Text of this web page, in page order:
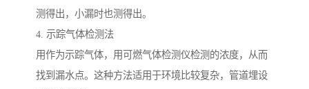
测得出，小漏时也测得出。
4. 示踪气体检测法
用作为示踪气体，用可燃气体检测仪检测的浓度，从而
找到漏水点。这种方法适用于环境比较复杂，管道埋设